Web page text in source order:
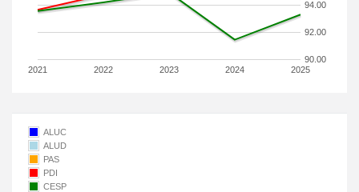
2021 2022 2023 2024 2025
90.00
92.00
94.00
ALUC
ALUD
PAS
PDI
CESP